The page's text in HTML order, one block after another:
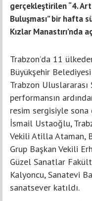
gerçekleştirilen “4.
Buluşması” bir hafta
Kızlar Manastırı’nda
Trabzon’da 11
Büyükşehir
Trabzon Uluslararası
performansın
resim sergisiyle sona
İsmail Ustaoğlu,
Vekili Atilla Ataman,
Grup Başkan Vekili
Güzel Sanatlar
Kalyoncu, Sanatevi
sanatsever katıldı.